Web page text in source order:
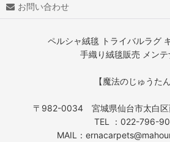
お問い合わせ
ペルシャ絨毯 トライバルラグ
手織り絨毯販売 メンテ
【魔法のじゅうたん
〒982-0034 宮城県仙台市太白区
TEL ：022-796-
MAIL：